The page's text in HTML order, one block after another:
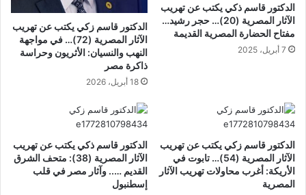
الدكتور قاسم ذكي يكتب عن تهريب
الآثار المصرية (20)… حجر رشيد…
مفتاح الحضارة المصرية القديمة
7 أبريل، 2025
الدكتور قاسم زكي يكتب عن تهريب
الآثار المصرية (72)… في مواجهة
النهب والنسيان: الأثريون وحراسة
ذاكرة مصر
18 أبريل، 2026
الدكتور قاسم زكي يكتب عن تهريب
الآثار المصرية (54)… تابوت في
الأريكة: أغرب محاولات تهريب الآثار
المصرية
الدكتور قاسم ذكي يكتب عن تهريب
الآثار المصرية (38): متحف الشرق
القديم ….. وآثار مصر في قلب
إسطنبول